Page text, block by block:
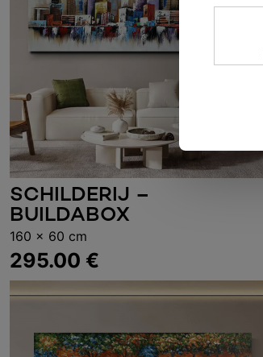
Toevoegen aan winkelwagen
SCHILDERIJ –
BUILDABOX
295.00 €
160 x 60 cm